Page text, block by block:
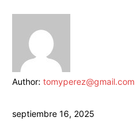
Author: tomyperez@gmail.com
septiembre 16, 2025